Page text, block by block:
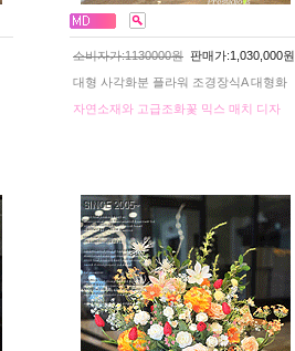
소비자가:1130000원 판매가:1,030,000원
대형 사각화분 플라워 조경장식A 대형화
자연소재와 고급조화꽃 믹스 매치 디자